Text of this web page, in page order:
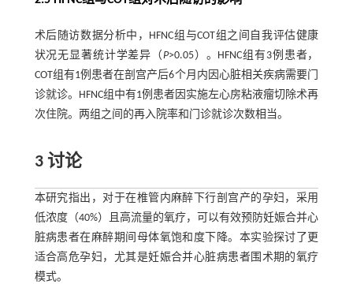
术后随访数据分析中，HFNC组与COT组之间自我评估健康
状况无显著统计学差异（P>0.05）。HFNC组有3例患者，
COT组有1例患者在剖宫产后6个月内因心脏相关疾病需要门
诊就诊。HFNC组中有1例患者因实施左心房粘液瘤切除术再
次住院。两组之间的再入院率和门诊就诊次数相当。
3 讨论
本研究指出，对于在椎管内麻醉下行剖宫产的孕妇，采用
低浓度（40%）且高流量的氧疗，可以有效预防妊娠合并心
脏病患者在麻醉期间母体氧饱和度下降。本实验探讨了更
适合高危孕妇，尤其是妊娠合并心脏病患者围术期的氧疗
模式。